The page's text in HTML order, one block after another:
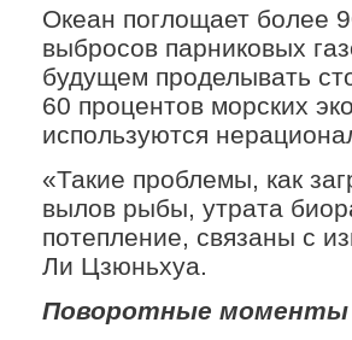
Океан поглощает более
выбросов парниковых
будущем проделывать
60 процентов морских
используются
«Такие проблемы, как
вылов рыбы, утрата
потепление, связаны с
Ли Цзюньхуа.
Поворотные моменты